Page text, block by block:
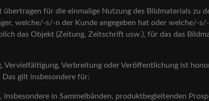
für die einmalige Nutzung des Bildmaterials zu
welche/-s/-n der Kunde angegeben hat oder welche/-
das Objekt (Zeitung, Zeitschrift usw.), für das das
Vervielfältigung, Verbreitung oder Veröffentlichung ist
gilt insbesondere für:
in Sammelbänden, produktbegleitenden